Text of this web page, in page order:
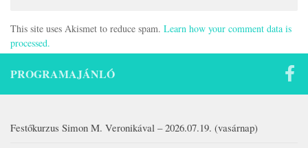
This site uses Akismet to reduce spam. Learn how your comment data is
processed.
PROGRAMAJÁNLÓ
Festőkurzus Simon M. Veronikával – 2026.07.19. (vasárnap)